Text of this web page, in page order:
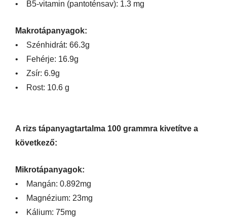
• B5-vitamin (pantoténsav): 1.3 mg
Makrotápanyagok:
• Szénhidrát: 66.3g
• Fehérje: 16.9g
• Zsír: 6.9g
• Rost: 10.6 g
A rizs tápanyagtartalma 100 grammra kivetítve a
következő:
Mikrotápanyagok:
• Mangán: 0.892mg
• Magnézium: 23mg
• Kálium: 75mg